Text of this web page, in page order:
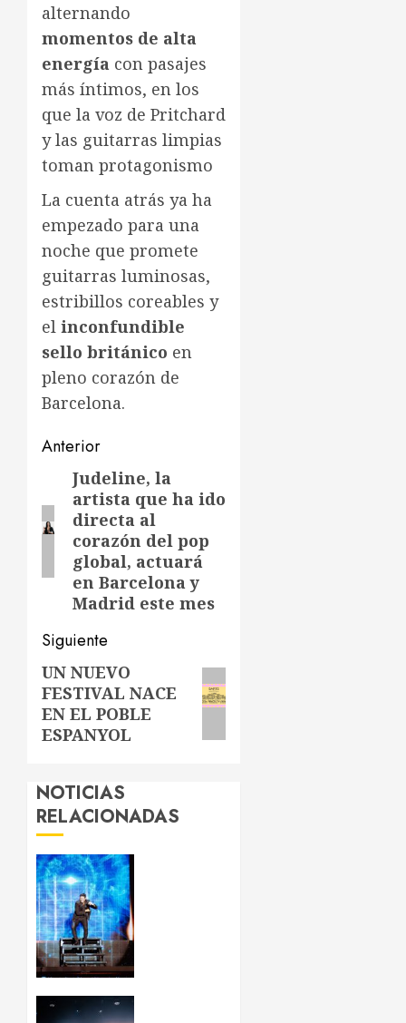
alternando
momentos de alta
energía con pasajes
más íntimos, en los
que la voz de Pritchard
y las guitarras limpias
toman protagonismo
La cuenta atrás ya ha
empezado para una
noche que promete
guitarras luminosas,
estribillos coreables y
el inconfundible
sello británico en
pleno corazón de
Barcelona.
Navegación
de
entradas
Anterior
Entrada
anterior:
Judeline, la
artista que ha ido
directa al
corazón del pop
global, actuará
en Barcelona y
Madrid este mes
Siguiente
Siguiente
entrada:
UN NUEVO
FESTIVAL NACE
EN EL POBLE
ESPANYOL
NOTICIAS
RELACIONADAS